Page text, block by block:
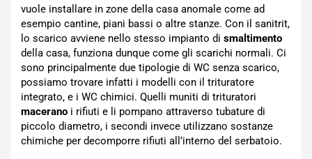
vuole installare in zone della casa anomale come ad
esempio cantine, piani bassi o altre stanze. Con il sanitrit,
lo scarico avviene nello stesso impianto di smaltimento
della casa, funziona dunque come gli scarichi normali. Ci
sono principalmente due tipologie di WC senza scarico,
possiamo trovare infatti i modelli con il trituratore
integrato, e i WC chimici. Quelli muniti di trituratori
macerano i rifiuti e li pompano attraverso tubature di
piccolo diametro, i secondi invece utilizzano sostanze
chimiche per decomporre rifiuti all’interno del serbatoio.